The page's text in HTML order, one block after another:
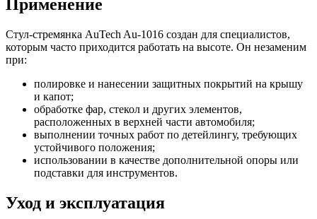
Применение
Стул-стремянка AuTech Au-1016 создан для специалистов,
которым часто приходится работать на высоте. Он незаменим
при:
полировке и нанесении защитных покрытий на крышу
и капот;
обработке фар, стекол и других элементов,
расположенных в верхней части автомобиля;
выполнении точных работ по детейлингу, требующих
устойчивого положения;
использовании в качестве дополнительной опоры или
подставки для инструментов.
Уход и эксплуатация